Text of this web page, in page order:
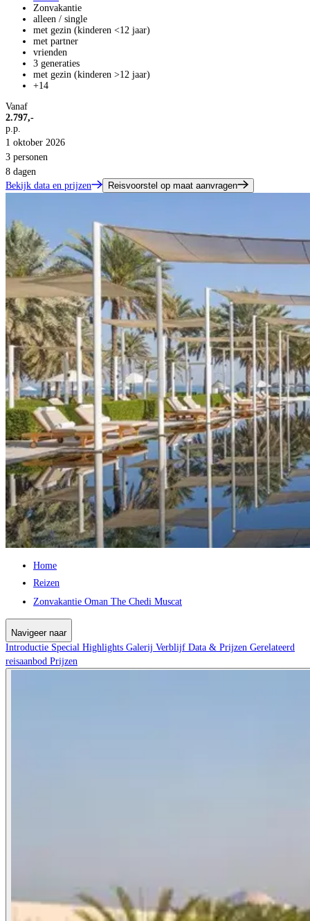
Zonvakantie
alleen / single
met gezin (kinderen <12 jaar)
met partner
vrienden
3 generaties
met gezin (kinderen >12 jaar)
+14
Vanaf
2.797,-
p.p.
1 oktober 2026
3 personen
8 dagen
Bekijk data en prijzen
Reisvoorstel op maat aanvragen
Home
Reizen
Zonvakantie Oman The Chedi Muscat
Navigeer naar
Introductie Special Highlights Galerij Verblijf Data & Prijzen Gerelateerd
reisaanbod Prijzen